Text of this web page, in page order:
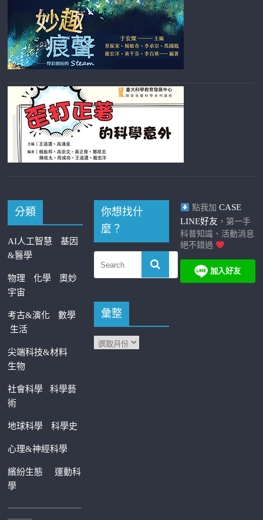
分類
AI人工智慧
基因
&醫學
物理 化學
奧妙
宇宙
考古&演化
數學
生活
尖端科技&材料
生物
社會科學科學藝
術
地球科學 科學史
心理&神經科學
繽紛生態運動科
學
—————————
你想找什
麼？
彙整
點我加 CASE
LINE好友 ，第一手
科普知識、活動消息
絕不錯過